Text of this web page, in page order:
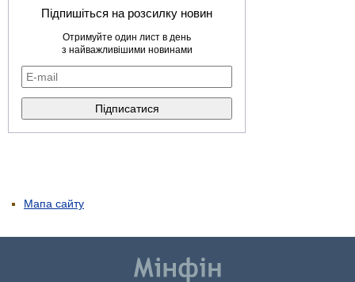
Підпишіться на розсилку новин
Отримуйте один лист в день
з найважливішими новинами
Мапа сайту